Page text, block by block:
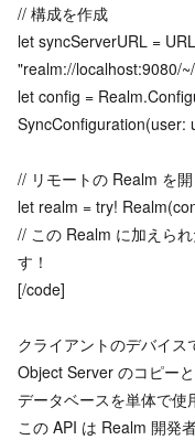
// 構成を作成
let syncServerURL =
"realm://localhost:9080/
let config =
SyncConfiguration(user:
// リモートの Realm を開
let realm = try!
// この Realm に加えら
す！
[/code]
クライアントのデバイ
Object Server のコピー
データベースを単体で使
この API は Realm 開発